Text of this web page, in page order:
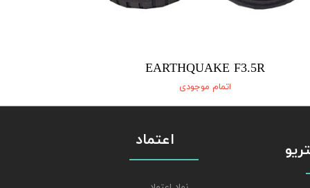
EARTHQUAKE F3.5R
اتمام موجودی
اعتماد